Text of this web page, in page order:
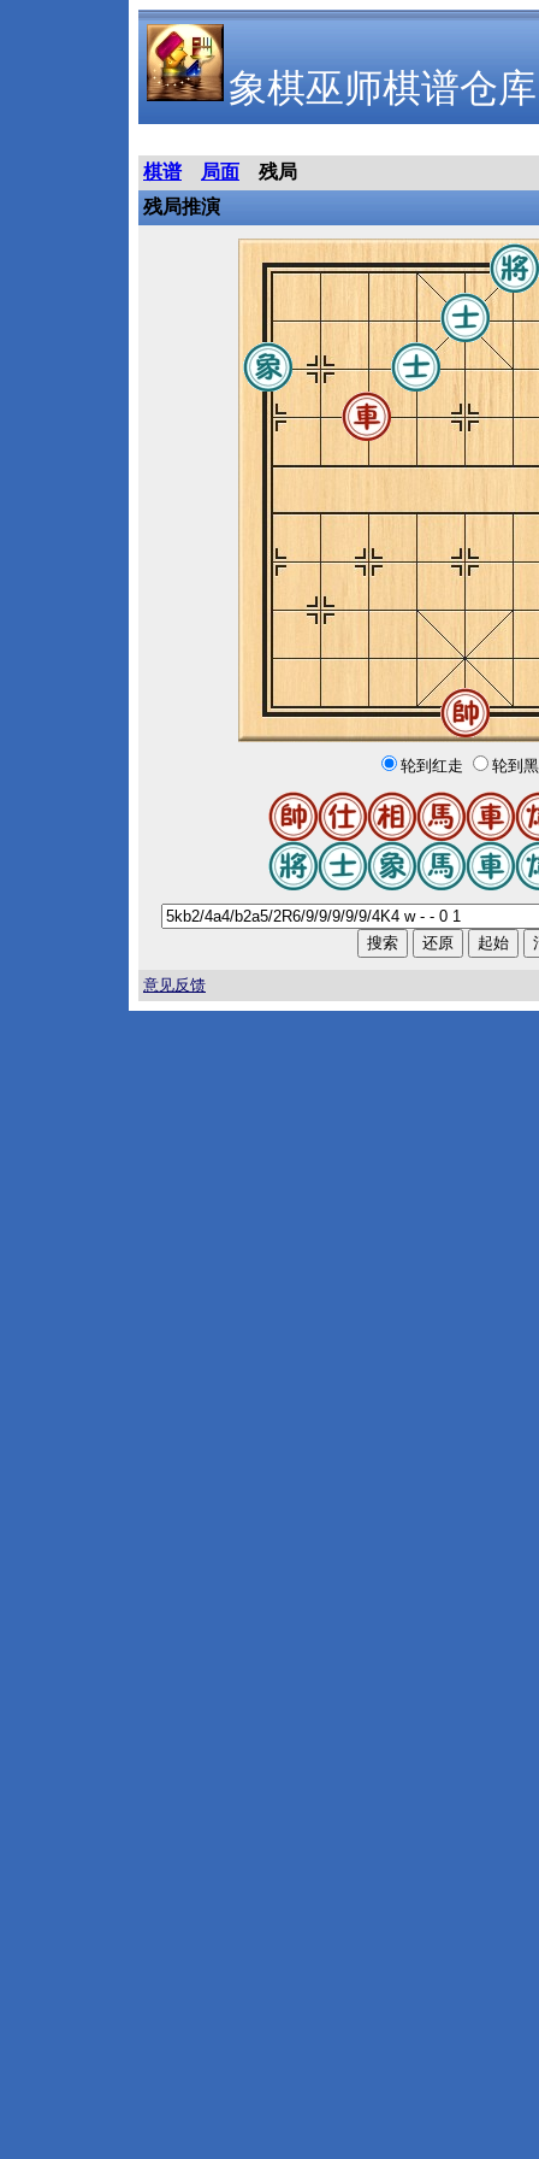
象棋巫师棋谱仓库
棋谱 局面
残局
残局推演
轮到红走 轮到
意见反馈